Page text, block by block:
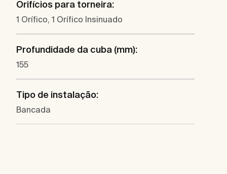
Orifícios para torneira:
1 Orífico, 1 Orífico Insinuado
Profundidade da cuba (mm):
155
Tipo de instalação:
Bancada